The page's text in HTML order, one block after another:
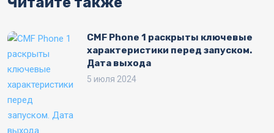
CMF Phone 1 раскрыты ключевые
характеристики перед запуском.
Дата выхода
5 июля 2024